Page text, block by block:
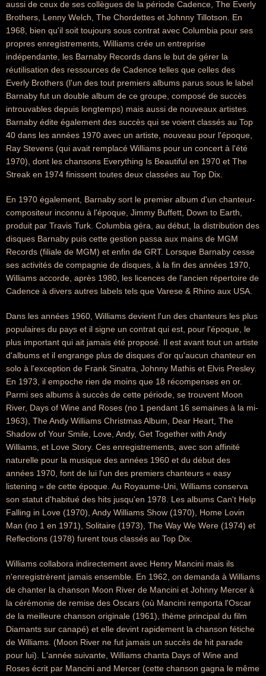
aussi de ceux de ses collègues de la période Cadence, The Everly
Brothers, Lenny Welch, The Chordettes et Johnny Tillotson. En
1968, bien qu'il soit toujours sous contrat avec Columbia pour ses
propres enregistrements, Williams crée un entreprise
indépendante, les Barnaby Records dans le but de gérer la
réutilisation des ressources de Cadence telles que celles des
Everly Brothers (l'un des tout premiers albums parus sous le label
Barnaby fut un double album de ce groupe, composé de succès
introuvables depuis longtemps) mais aussi de nouveaux artistes.
Barnaby édite également des succès qui se voient classés au Top
40 dans les années 1970 avec un artiste, nouveau pour l'époque,
Ray Stevens (qui avait remplacé Williams pour un concert à l'été
1970), dont les chansons Everything Is Beautiful en 1970 et The
Streak en 1974 finissent toutes deux classées au Top Dix.
En 1970 également, Barnaby sort le premier album d'un chanteur-
compositeur inconnu à l'époque, Jimmy Buffett, Down to Earth,
produit par Travis Turk. Columbia géra, au début, la distribution des
disques Barnaby puis cette gestion passa aux mains de MGM
Records (filiale de MGM) et enfin de GRT. Lorsque Barnaby cesse
ses activités de compagnie de disques, à la fin des années 1970,
Williams accorde, après 1980, les licences de l'ancien répertoire de
Cadence à divers autres labels tels que Varese & Rhino aux USA.
Dans les années 1960, Williams devient l'un des chanteurs les plus
populaires du pays et il signe un contrat qui est, pour l'époque, le
plus important qui ait jamais été proposé. Il est avant tout un artiste
d'albums et il engrange plus de disques d'or qu'aucun chanteur en
solo à l'exception de Frank Sinatra, Johnny Mathis et Elvis Presley.
En 1973, il empoche rien de moins que 18 récompenses en or.
Parmi ses albums à succès de cette période, se trouvent Moon
River, Days of Wine and Roses (no 1 pendant 16 semaines à la mi-
1963), The Andy Williams Christmas Album, Dear Heart, The
Shadow of Your Smile, Love, Andy, Get Together with Andy
Williams, et Love Story. Ces enregistrements, avec son affinité
naturelle pour la musique des années 1960 et du début des
années 1970, font de lui l'un des premiers chanteurs « easy
listening » de cette époque. Au Royaume-Uni, Williams conserva
son statut d'habitué des hits jusqu'en 1978. Les albums Can't Help
Falling in Love (1970), Andy Williams Show (1970), Home Lovin
Man (no 1 en 1971), Solitaire (1973), The Way We Were (1974) et
Reflections (1978) furent tous classés au Top Dix.
Williams collabora indirectement avec Henry Mancini mais ils
n'enregistrèrent jamais ensemble. En 1962, on demanda à Williams
de chanter la chanson Moon River de Mancini et Johnny Mercer à
la cérémonie de remise des Oscars (où Mancini remporta l'Oscar
de la meilleure chanson originale (1961), thème principal du film
Diamants sur canapé) et elle devint rapidement la chanson fétiche
de Williams. (Moon River ne fut jamais un succès de hit parade
pour lui). L'année suivante, Williams chanta Days of Wine and
Roses écrit par Mancini and Mercer (cette chanson gagna le même